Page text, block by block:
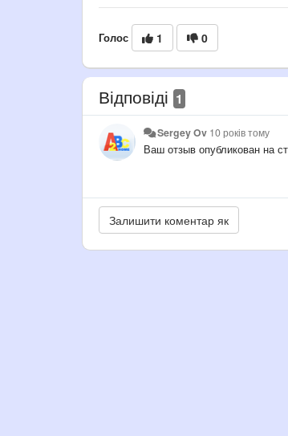
Голос 1 0
Відповіді 1
Sergey Ov 10 років тому
Ваш отзыв опубликован на